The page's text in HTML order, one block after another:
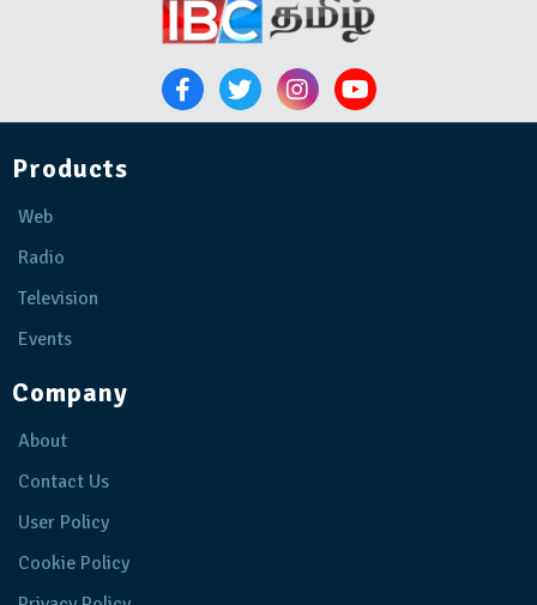
Products
Web
Radio
Television
Events
Company
About
Contact Us
User Policy
Cookie Policy